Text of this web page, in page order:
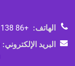
الهاتف: +86 138 6986 5466
البريد الإلكتروني: